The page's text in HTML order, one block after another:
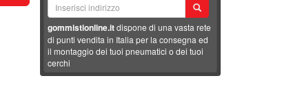
gommistionline.itdispone di una vasta rete
di punti vendita in Italia per la consegna ed
il montaggio dei tuoi pneumatici o dei tuoi
cerchi